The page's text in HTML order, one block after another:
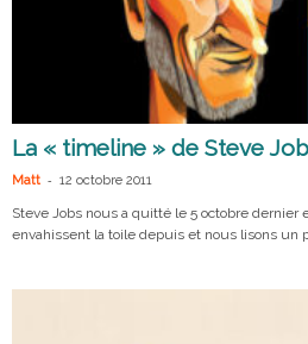
La « timeline » de Steve
Matt - 12 octobre 2011
Steve Jobs nous a quitté le 5 octobre
envahissent la toile depuis et nous lisons un